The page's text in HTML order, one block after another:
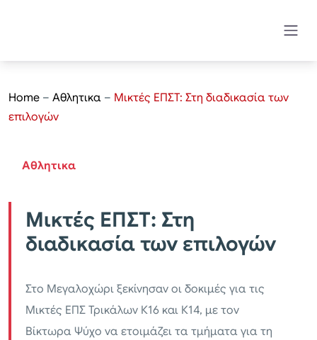
Home – Αθλητικα – Μικτές ΕΠΣΤ: Στη διαδικασία των
επιλογών
Αθλητικα
Μικτές ΕΠΣΤ: Στη
διαδικασία των επιλογών
Στο Μεγαλοχώρι ξεκίνησαν οι δοκιμές για τις
Μικτές ΕΠΣ Τρικάλων Κ16 και Κ14, με τον
Βίκτωρα Ψύχο να ετοιμάζει τα τμήματα για τη